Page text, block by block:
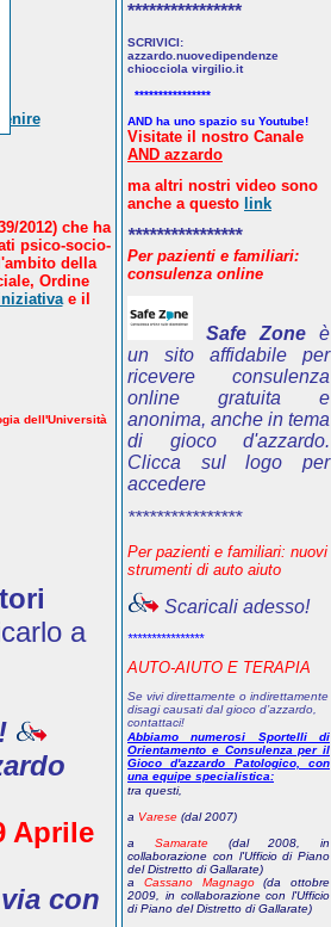
2012) che ha
psico-socio-
della
Ordine
e il
dell'Università
a
Aprile
con
****************
SCRIVICI:
azzardo.nuovedipendenze
chiocciola virgilio.it
****************
AND ha uno spazio su Youtube!
Visitate il nostro Canale
AND azzardo
ma altri nostri video sono
anche a questo link
****************
Per pazienti e familiari:
consulenza online
Safe Zone è
un sito affidabile per
ricevere consulenza
online gratuita e
anonima, anche in tema
di gioco d'azzardo.
Clicca sul logo per
accedere
****************
Per pazienti e familiari: nuovi
strumenti di auto aiuto
Scaricali adesso!
****************
AUTO-AIUTO E TERAPIA
Se vivi direttamente o indirettamente
disagi causati dal gioco d’azzardo,
contattaci!
Abbiamo numerosi Sportelli di
Orientamento e Consulenza per il
Gioco d'azzardo Patologico, con
una equipe specialistica:
tra questi,
a Varese (dal 2007)
a Samarate (dal 2008, in
collaborazione con l'Ufficio di Piano
del Distretto di Gallarate)
a Cassano Magnago(da ottobre
2009, in collaborazione con l'Ufficio
di Piano del Distretto di Gallarate)